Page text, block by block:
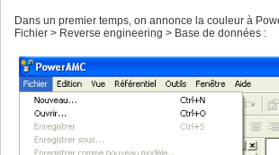
Dans un premier temps, on annonce la couleur à
Fichier > Reverse engineering > Base de données :